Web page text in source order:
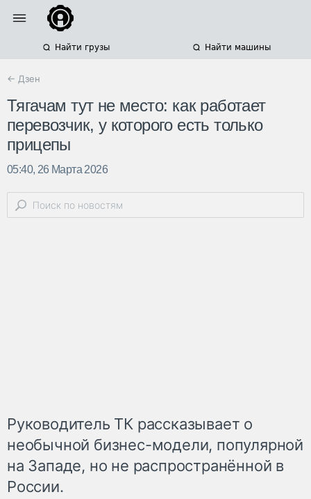
Найти грузы Найти машины
← Дзен
Тягачам тут не место: как работает
перевозчик, у которого есть только
прицепы
05:40, 26 Марта 2026
Руководитель ТК рассказывает о
необычной бизнес-модели, популярной
на Западе, но не распространённой в
России.